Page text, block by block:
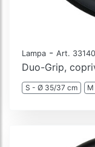
Lampa - Art. 33140
Duo-Grip,
S - Ø 35/37 cm